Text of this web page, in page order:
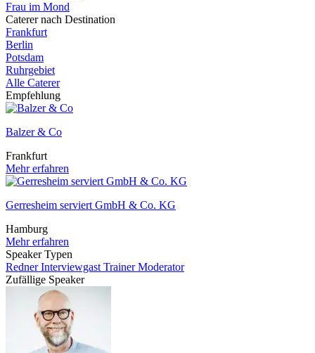
Frau im Mond
Caterer nach Destination
Frankfurt
Berlin
Potsdam
Ruhrgebiet
Alle Caterer
Empfehlung
Balzer & Co
Frankfurt
Mehr erfahren
Gerresheim serviert GmbH & Co. KG
Hamburg
Mehr erfahren
Speaker Typen
RednerInterviewgast TrainerModerator
Zufällige Speaker